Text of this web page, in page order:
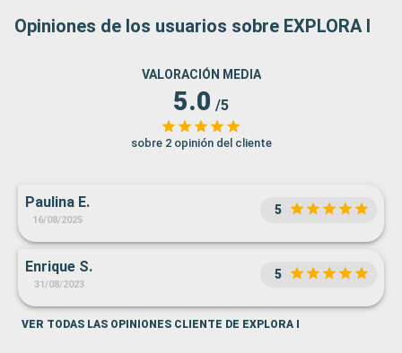
Opiniones de los usuarios sobre EXPLORA I
VALORACIÓN MEDIA
5.0 /5
sobre 2 opinión del cliente
Paulina E.
16/08/2025
5
Enrique S.
31/08/2023
5
VER TODAS LAS OPINIONES CLIENTE DE EXPLORA I